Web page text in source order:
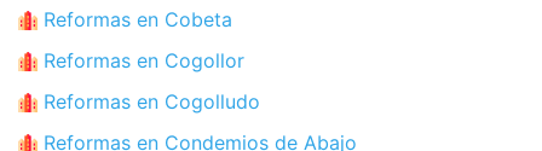
Reformas en Cobeta
Reformas en Cogollor
Reformas en Cogolludo
Reformas en Condemios de Abajo